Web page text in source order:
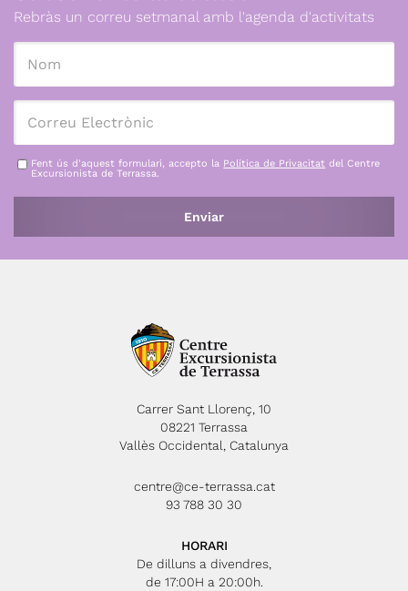
Rebràs un correu setmanal amb l'agenda d'activitats
Fent ús d'aquest formulari, accepto la Política de Privacitat del Centre
Excursionista de Terrassa.
Carrer Sant Llorenç, 10
08221 Terrassa
Vallès Occidental, Catalunya
centre@ce-terrassa.cat
93 788 30 30
HORARI
De dilluns a divendres,
de 17:00H a 20:00h.